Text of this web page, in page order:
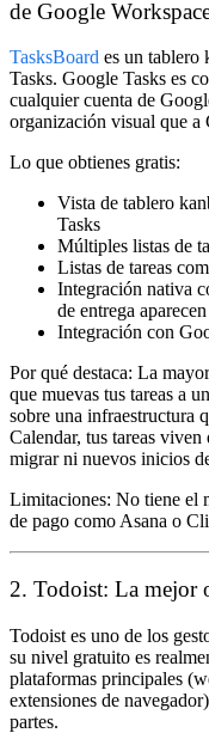
de Google
TasksBoard es un tablero
Tasks. Google Tasks es
cualquier cuenta de
organización visual que a
Lo que obtienes gratis:
Vista de tablero
Tasks
Múltiples listas de
Listas de tareas
Integración nativa
de entrega
Integración con
Por qué destaca: La
que muevas tus tareas a
sobre una infraestructura
Calendar, tus tareas
migrar ni nuevos inicios
Limitaciones: No tiene el
de pago como Asana o
2. Todoist: La mejor
Todoist es uno de los
su nivel gratuito es
plataformas principales
extensiones de
partes.